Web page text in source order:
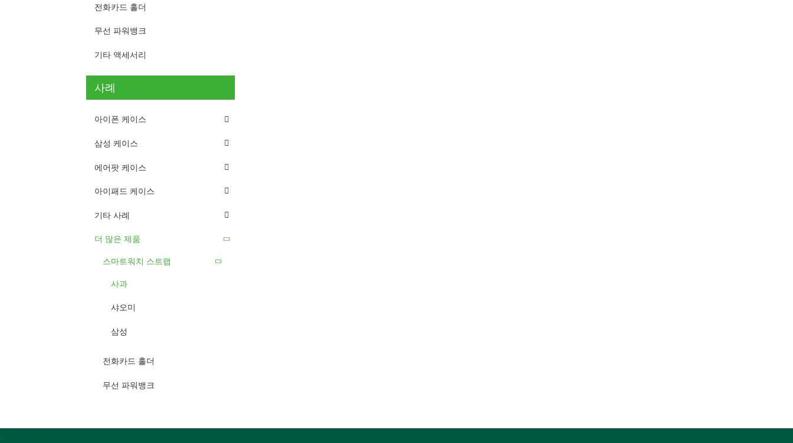
전화카드 홀더
무선 파워뱅크
기타 액세서리
사례
아이폰 케이스
삼성 케이스
에어팟 케이스
아이패드 케이스
기타 사례
더 많은 제품
스마트워치 스트랩
사과
샤오미
삼성
전화카드 홀더
무선 파워뱅크